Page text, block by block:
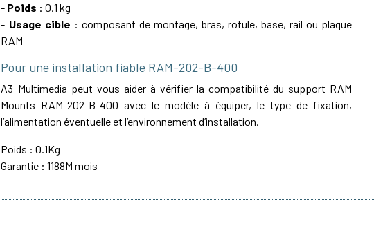
- Poids : 0.1 kg
- Usage cible : composant de montage, bras, rotule, base, rail ou plaque
RAM
Pour une installation fiable RAM-202-B-400
A3 Multimedia peut vous aider à vérifier la compatibilité du support RAM
Mounts RAM-202-B-400 avec le modèle à équiper, le type de fixation,
l’alimentation éventuelle et l’environnement d’installation.
Poids : 0.1Kg
Garantie : 1188M mois